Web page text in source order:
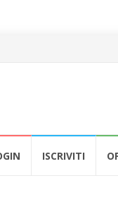
ISCRIVITI